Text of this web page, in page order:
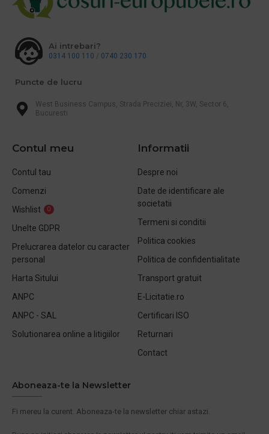
Ai intrebari?
0314 100 110 / 0740 230 170
Puncte de lucru
West Business Campus, Strada Preciziei, Nr, 3W, Sector 6,
Bucuresti
Contul meu
Contul tau
Comenzi
Wishlist
0
Unelte GDPR
Prelucrarea datelor cu caracter
personal
Harta Sitului
ANPC
ANPC - SAL
Solutionarea online a litigiilor
Informatii
Despre noi
Date de identificare ale
societatii
Termeni si conditii
Politica cookies
Politica de confidentialitate
Transport gratuit
E-Licitatie.ro
Certificari ISO
Returnari
Contact
Aboneaza-te la Newsletter
Fi mereu la curent. Aboneaza-te la newsletter chiar astazi.